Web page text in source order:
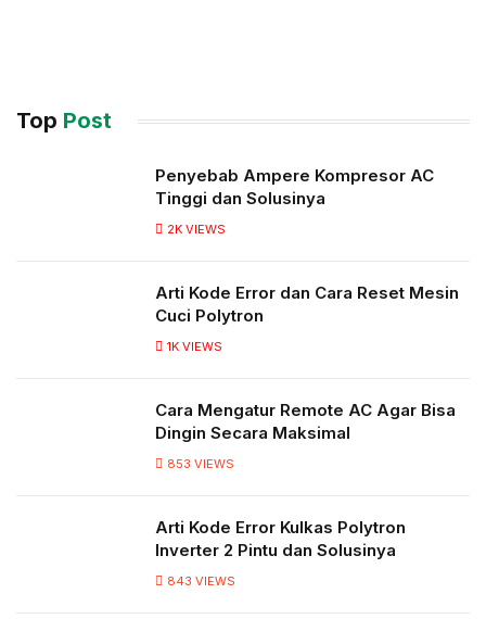
Top Post
Penyebab Ampere Kompresor AC
Tinggi dan Solusinya
2K VIEWS
Arti Kode Error dan Cara Reset Mesin
Cuci Polytron
1K VIEWS
Cara Mengatur Remote AC Agar Bisa
Dingin Secara Maksimal
853 VIEWS
Arti Kode Error Kulkas Polytron
Inverter 2 Pintu dan Solusinya
843 VIEWS